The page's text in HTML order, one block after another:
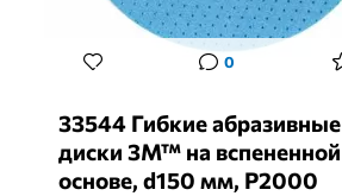
0
33544 Гибкие абразивные
диски 3M™ на вспененной
основе, d150 мм, P2000